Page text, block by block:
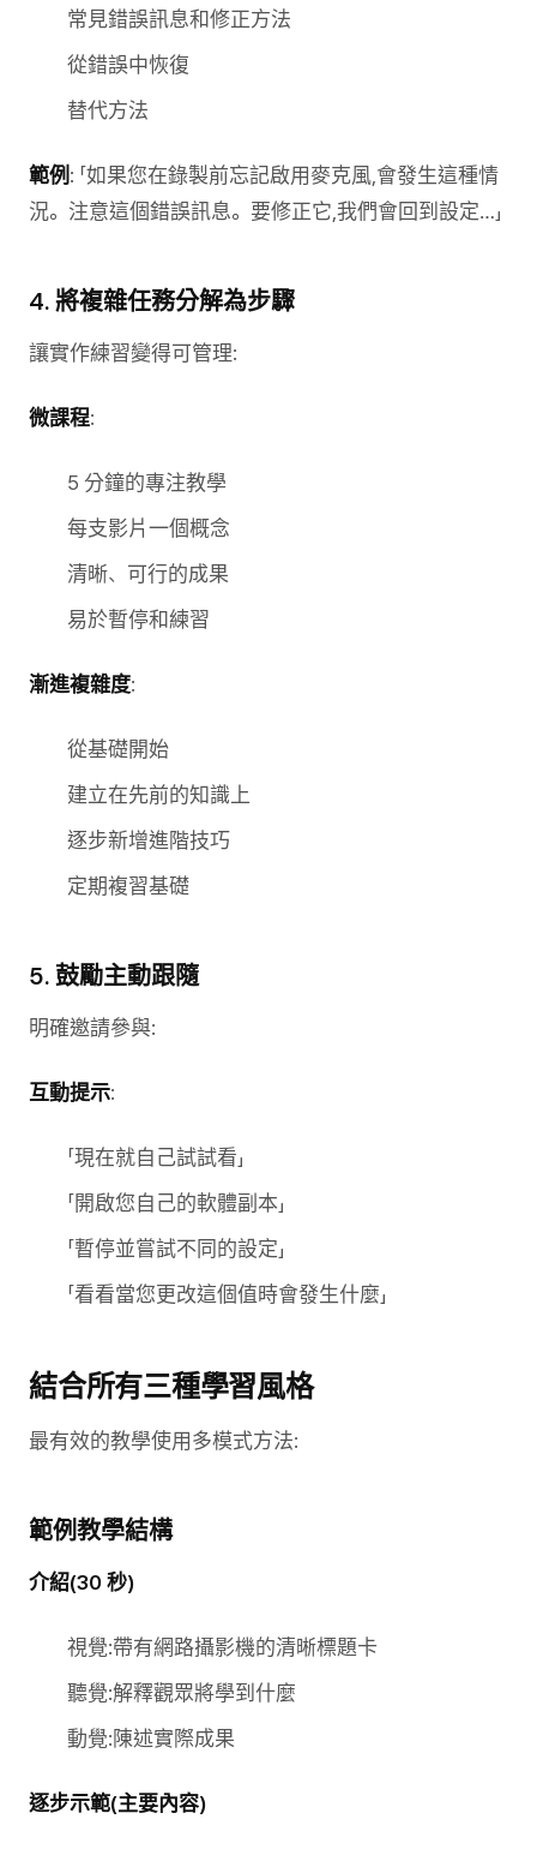
常見錯誤訊息和修正方法
從錯誤中恢復
替代方法
範例 : 「如果您在錄製前忘記啟用麥克風,會發生這種情
況。注意這個錯誤訊息。要修正它,我們會回到設定…」
4. 將複雜任務分解為步驟
讓實作練習變得可管理:
微課程:
5 分鐘的專注教學
每支影片一個概念
清晰、可行的成果
易於暫停和練習
漸進複雜度:
從基礎開始
建立在先前的知識上
逐步新增進階技巧
定期複習基礎
5. 鼓勵主動跟隨
明確邀請參與:
互動提示:
「現在就自己試試看」
「開啟您自己的軟體副本」
「暫停並嘗試不同的設定」
「看看當您更改這個值時會發生什麼」
結合所有三種學習風格
最有效的教學使用多模式方法:
範例教學結構
介紹(30 秒)
視覺:帶有網路攝影機的清晰標題卡
聽覺:解釋觀眾將學到什麼
動覺:陳述實際成果
逐步示範(主要內容)